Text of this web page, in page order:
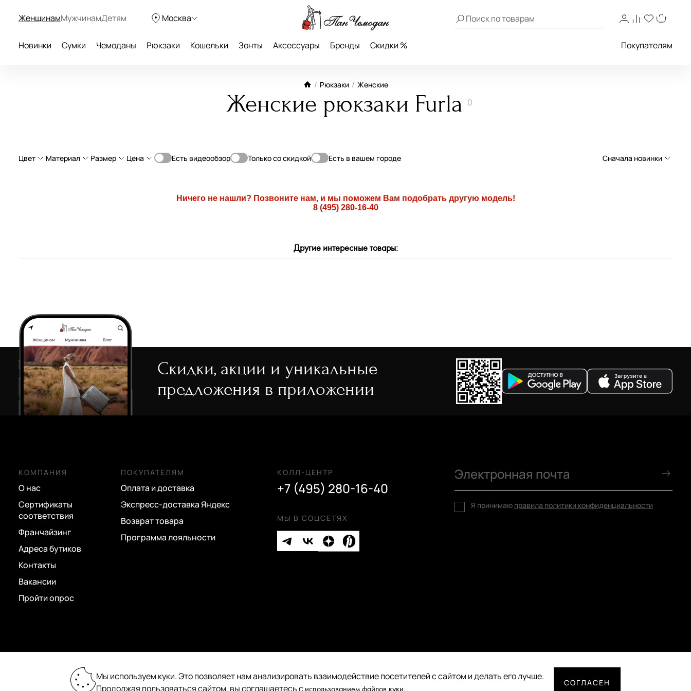
ЖенщинамМужчинамДетям Москва
Новинки Сумки Чемоданы Рюкзаки Кошельки Зонты Аксессуары Бренды Скидки % Покупателям
/ Рюкзаки / Женские
Женские рюкзаки Furla 0
Цвет
бордовый
желтый
зеленый
коричневый
кремовый
мульти
оливковый
синий
темно-серый
черный
Материал Размер Цена
—
Есть видеообзор Только со скидкой Есть в вашем городе Сначала новинки
Ничего не нашли? Позвоните нам, и мы поможем Вам подобрать другую модель!
8 (495) 280-16-40
Другие интересные товары:
Скидки, акции и уникальные
предложения в приложении
КОМПАНИЯ
О нас
Сертификаты
соответствия
Франчайзинг
Адреса бутиков
Контакты
Вакансии
Пройти опрос
ПОКУПАТЕЛЯМ
Оплата и доставка
Экспресс-доставка Яндекс
Возврат товара
Программа лояльности
КОЛЛ-ЦЕНТР
+7 (495) 280-16-40
МЫ В СОЦСЕТЯХ
Я принимаю правила политики конфиденциальности
2026 © «Пан Чемодан» — онлайн-бутик:
сумки, чемоданы, аксессуары
Публичная оферта
СПОСОБЫ ОПЛАТЫ
Мы используем куки. Это позволяет нам анализировать взаимодействие посетителей с сайтом и делать его лучше.
Продолжая пользоваться сайтом, вы соглашаетесь с использованием файлов куки.
СОГЛАСЕН